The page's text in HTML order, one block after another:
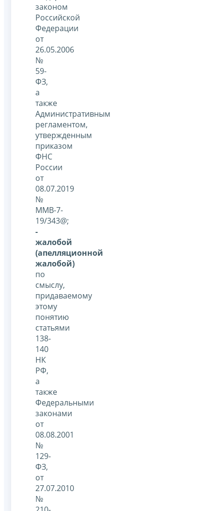
законом
Российской
Федерации
от
26.05.2006
№
59-
ФЗ,
а
также
Административным
регламентом,
утвержденным
приказом
ФНС
России
от
08.07.2019
№
ММВ-7-
19/343@;
-
жалобой
(апелляционной
жалобой)
по
смыслу,
придаваемому
этому
понятию
статьями
138-
140
НК
РФ,
а
также
Федеральными
законами
от
08.08.2001
№
129-
ФЗ,
от
27.07.2010
№